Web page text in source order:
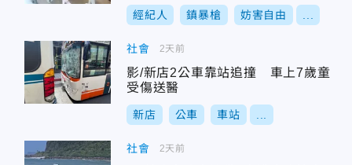
經紀人 鎮暴槍 妨害自由
社會
影/新店2公車靠站追撞 車上7歲童
受傷送醫
新店 公車 車站
2天前
社會 2天前